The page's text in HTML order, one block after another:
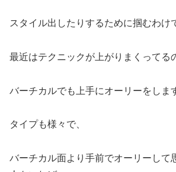
スタイル出したりするために掴むわけ
最近はテクニックが上がりまくってる
バーチカルでも上手にオーリーをしま
タイプも様々で、
バーチカル面より手前でオーリーして